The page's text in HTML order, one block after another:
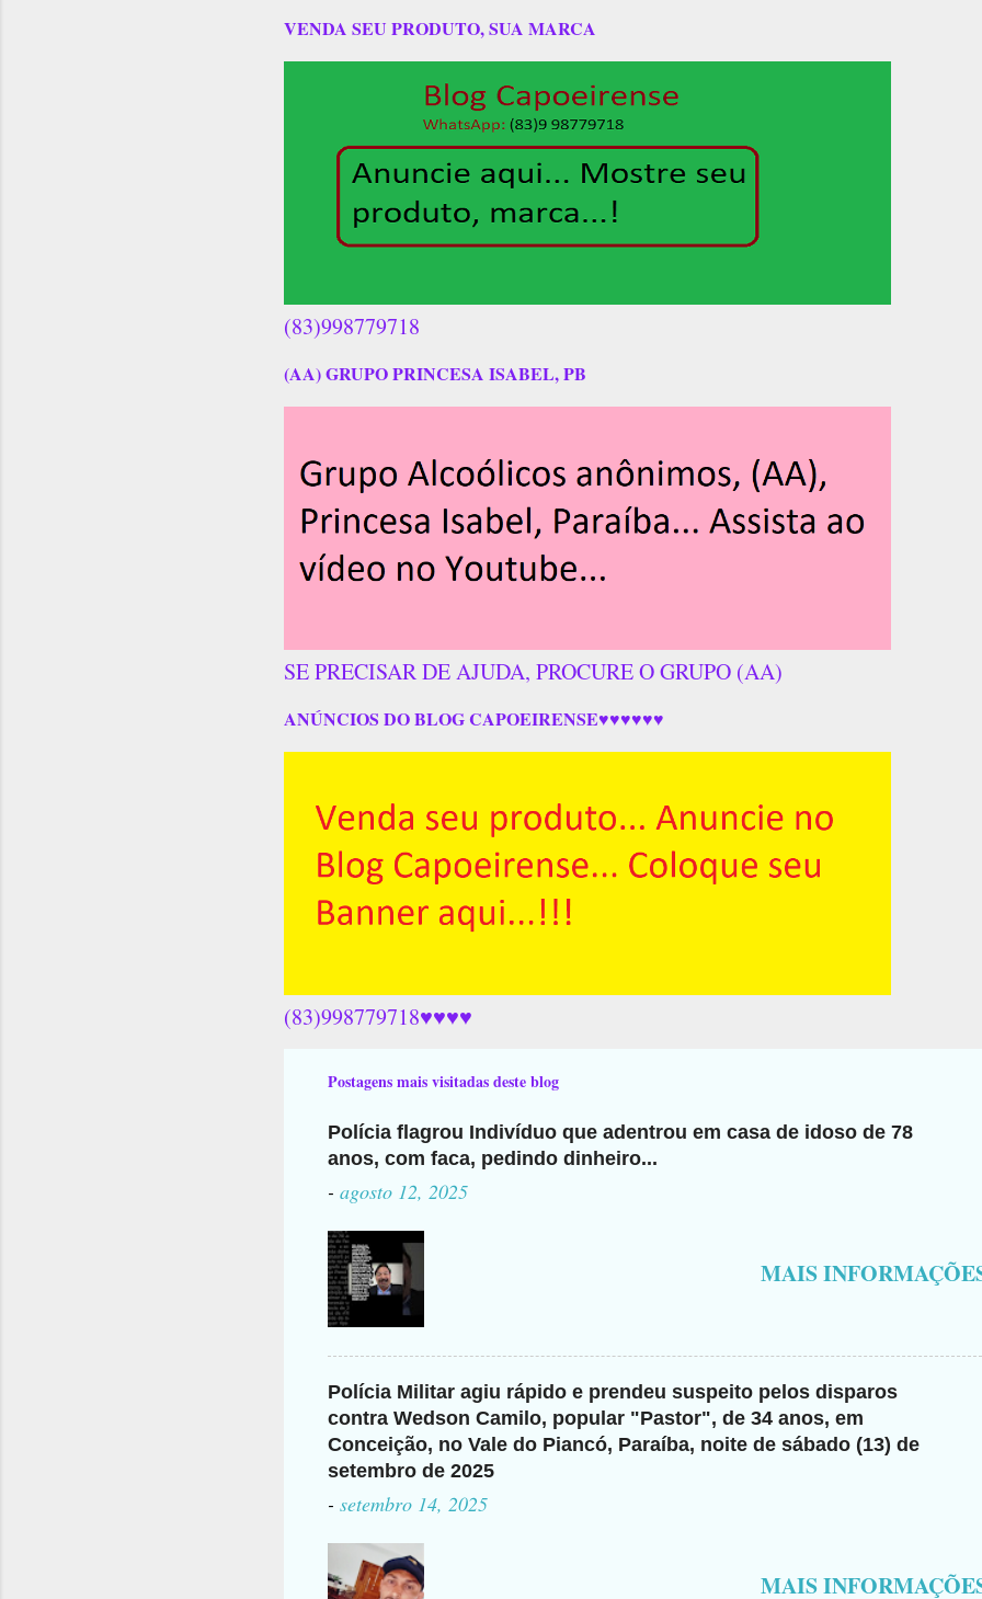
VENDA SEU PRODUTO, SUA MARCA
(83)998779718
(AA) GRUPO PRINCESA ISABEL, PB
SE PRECISAR DE AJUDA, PROCURE O GRUPO (AA)
ANÚNCIOS DO BLOG CAPOEIRENSE♥♥♥♥♥♥
(83)998779718♥♥♥♥
Postagens mais visitadas deste blog
Polícia flagrou Indivíduo que adentrou em casa de idoso de 78
anos, com faca, pedindo dinheiro...
- agosto 12, 2025
MAIS
Polícia Militar agiu rápido e prendeu suspeito pelos disparos
contra Wedson Camilo, popular "Pastor", de 34 anos, em
Conceição, no Vale do Piancó, Paraíba, noite de sábado (13) de
setembro de 2025
- setembro 14, 2025
MAIS